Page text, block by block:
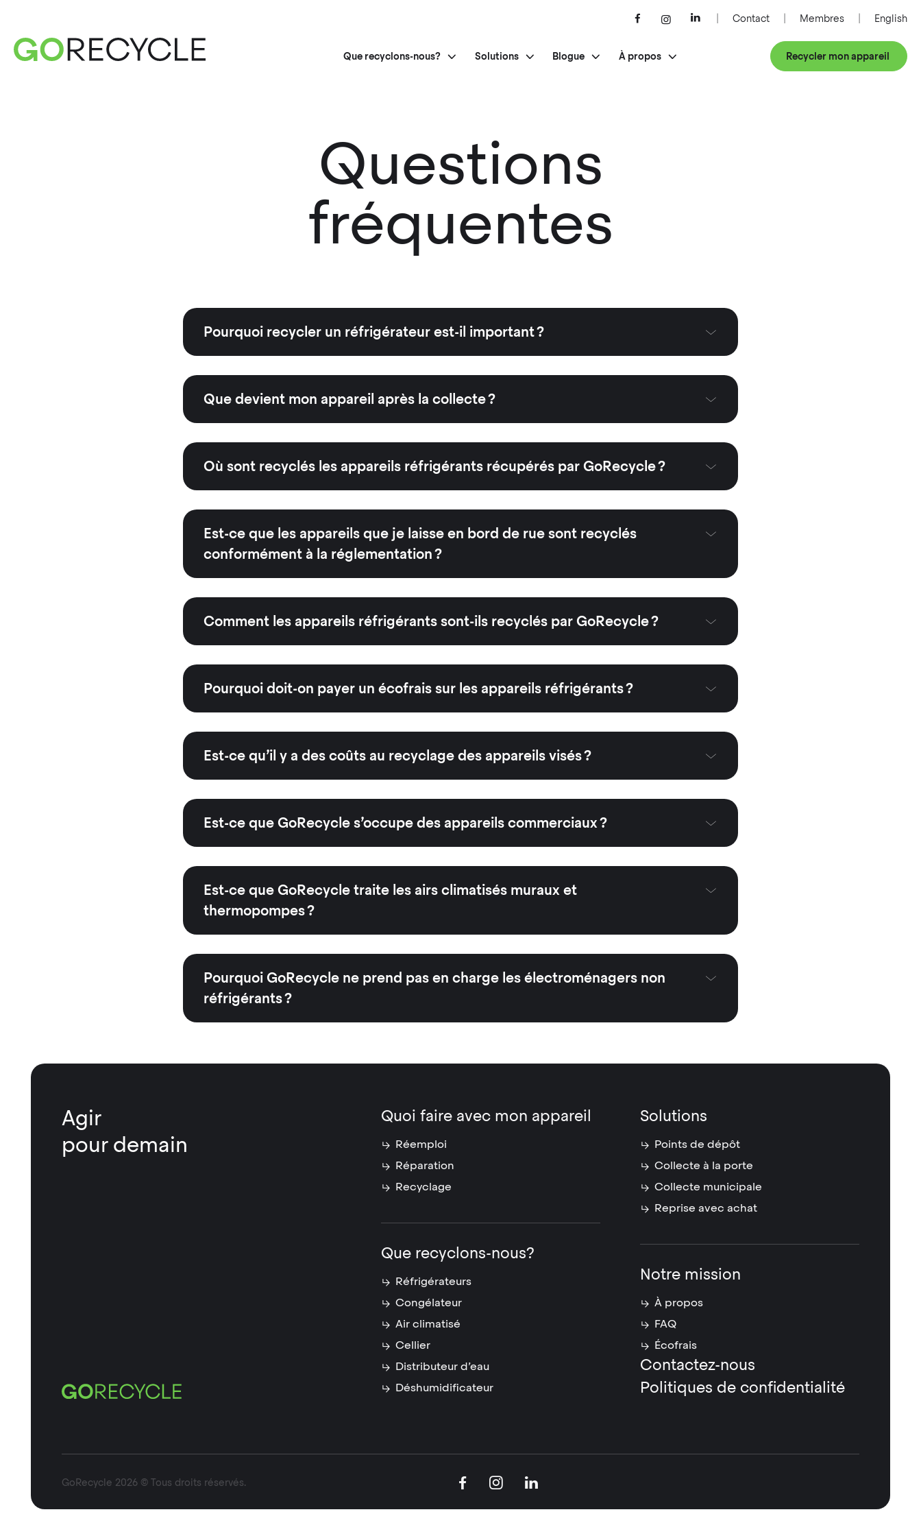
Que recyclons-nous? Solutions Blogue À propos Recycler mon appareil
Contact Membres English
Questions
fréquentes
Pourquoi recycler un réfrigérateur est-il important ?
Que devient mon appareil après la collecte ?
Où sont recyclés les appareils réfrigérants récupérés par GoRecycle ?
Est-ce que les appareils que je laisse en bord de rue sont recyclés
conformément à la réglementation ?
Comment les appareils réfrigérants sont-ils recyclés par GoRecycle ?
Pourquoi doit-on payer un écofrais sur les appareils réfrigérants ?
Est-ce qu’il y a des coûts au recyclage des appareils visés ?
Est-ce que GoRecycle s’occupe des appareils commerciaux ?
Est-ce que GoRecycle traite les airs climatisés muraux et
thermopompes ?
Pourquoi GoRecycle ne prend pas en charge les électroménagers non
réfrigérants ?
Agir
pour demain
Quoi faire avec mon appareil
Réemploi
Réparation
Recyclage
Que recyclons-nous?
Réfrigérateurs
Congélateur
Air climatisé
Cellier
Distributeur d’eau
Déshumidificateur
Solutions
Points de dépôt
Collecte à la porte
Collecte municipale
Reprise avec achat
Notre mission
À propos
FAQ
Écofrais
Contactez-nous
Politiques de confidentialité
GoRecycle 2026 © Tous droits réservés.